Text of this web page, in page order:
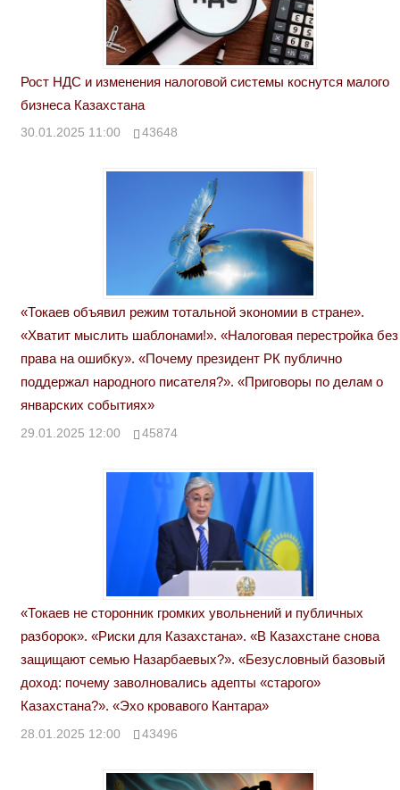
Рост НДС и изменения налоговой системы коснутся малого
бизнеса Казахстана
30.01.2025 11:00 43648
«Токаев объявил режим тотальной экономии в стране».
«Хватит мыслить шаблонами!». «Налоговая перестройка без
права на ошибку». «Почему президент РК публично
поддержал народного писателя?». «Приговоры по делам о
январских событиях»
29.01.2025 12:00 45874
«Токаев не сторонник громких увольнений и публичных
разборок». «Риски для Казахстана». «В Казахстане снова
защищают семью Назарбаевых?». «Безусловный базовый
доход: почему заволновались адепты «старого»
Казахстана?». «Эхо кровавого Кантара»
28.01.2025 12:00 43496